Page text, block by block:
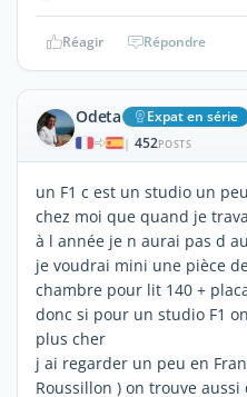
Réagir Répondre
Odeta Expat en série
| 452POSTS
un F1 c est un studio un
chez moi que quand je
à l année je n aurai pas d
je voudrai mini une pièce
chambre pour lit 140 +
donc si pour un studio F1
plus cher
j ai regarder un peu en
Roussillon ) on trouve